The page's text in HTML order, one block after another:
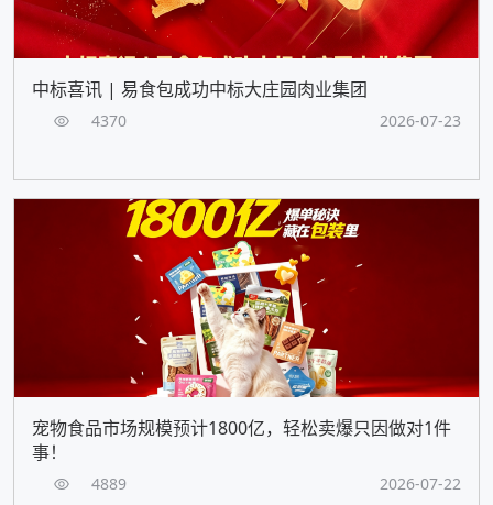
中标喜讯 | 易食包成功中标大庄园肉业集团
4370 2026-07-23
宠物食品市场规模预计1800亿，轻松卖爆只因做对1件
事！
4889 2026-07-22